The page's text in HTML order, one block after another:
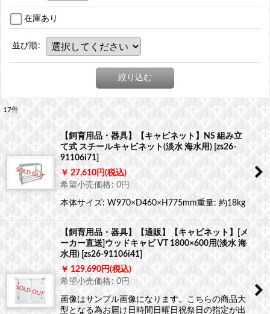
在庫あり
並び順 :
絞り込む
17件
【飼育用品・器具】【キャビネット】NS 組み立
て式 スチールキャビネット(淡水 海水用) [zs26-
91106i71]
27,610 円(税込)
希望小売価格: 0円
本体サイズ: W970×D460×H775mm重量: 約18kg
【飼育用品・器具】【通販】【キャビネット】[メ
ーカー直送]ウッドキャビ VT 1800×600用(淡水 海
水用) [zs26-91106i41]
129,690 円(税込)
希望小売価格: 0円
画像はサンプル画像になります。こちらの商品大
型となる為お届け日時間日曜日祝祭日の指定が出